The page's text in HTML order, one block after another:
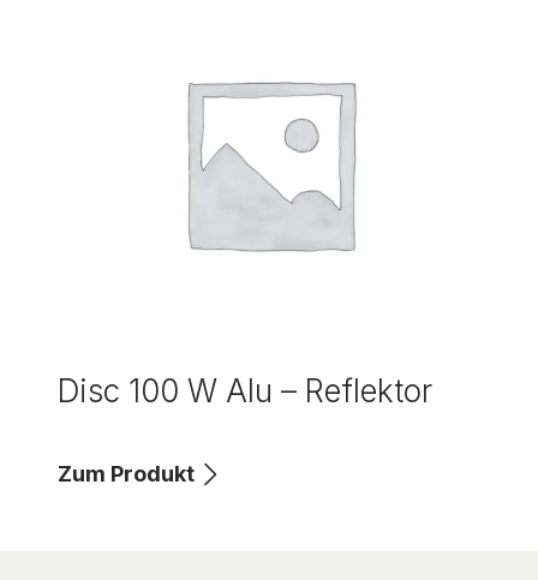
Disc 100 W Alu – Reflektor
Zum Produkt